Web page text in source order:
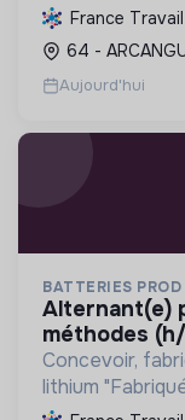
l'impact
compétences
France Travail
64 -
Aujourd'hui
BATTERIES PROD
alternant(e) production industrielle &
méthodes
Concevoir,
lithium
favorisant le